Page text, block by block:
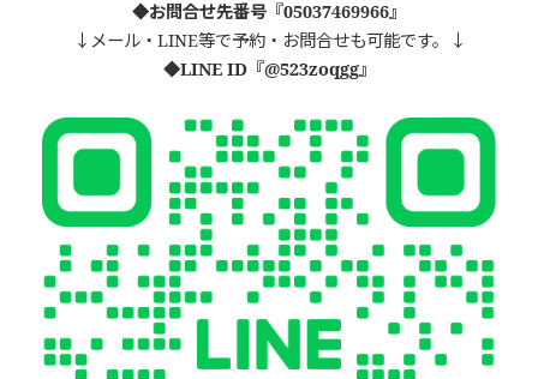
◆お問合せ先番号『05037469966』
↓メール・LINE等で予約・お問合せも可能です。↓
◆LINE ID『@523zoqgg』